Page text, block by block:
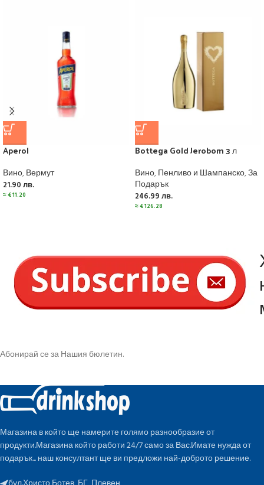
Aperol
Вино,Вермут
21.90 лв.
≈€11.20
Bottega Gold Jerobom 3 л
Вино,Пенливо и Шампанско,За
Подарък
246.99 лв.
≈€126.28
Абонирай се за Нашия бюлетин.
Магазина в който ще намерите голямо разнообразие от
продукти.Магазина който работи 24/7 само за Вас.Имате нужда от
подарък... наш консултант ще ви предложи най-доброто решение.